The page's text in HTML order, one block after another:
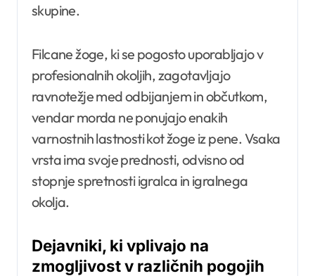
skupine.
Filcane žoge, ki se pogosto uporabljajo v
profesionalnih okoljih, zagotavljajo
ravnotežje med odbijanjem in občutkom,
vendar morda ne ponujajo enakih
varnostnih lastnosti kot žoge iz pene. Vsaka
vrsta ima svoje prednosti, odvisno od
stopnje spretnosti igralca in igralnega
okolja.
Dejavniki, ki vplivajo na
zmogljivost v različnih pogojih